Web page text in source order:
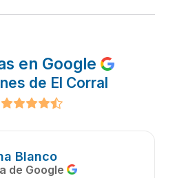
en Google
de El Corral
Blanco
de Google